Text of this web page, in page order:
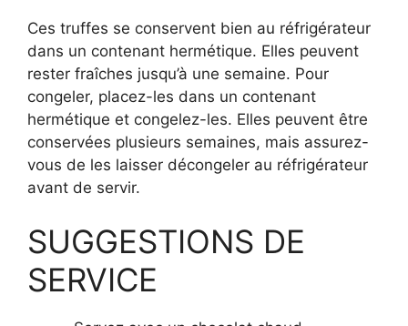
Ces truffes se conservent bien au réfrigérateur
dans un contenant hermétique. Elles peuvent
rester fraîches jusqu’à une semaine. Pour
congeler, placez-les dans un contenant
hermétique et congelez-les. Elles peuvent être
conservées plusieurs semaines, mais assurez-
vous de les laisser décongeler au réfrigérateur
avant de servir.
SUGGESTIONS DE
SERVICE